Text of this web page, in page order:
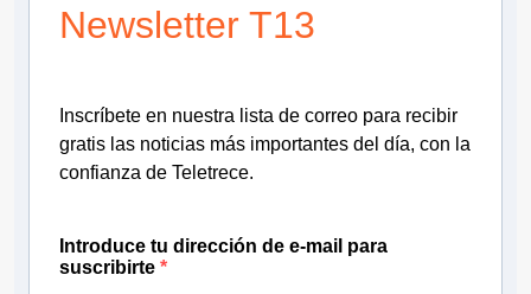
Newsletter T13
Inscríbete en nuestra lista de correo para recibir
gratis las noticias más importantes del día, con la
confianza de Teletrece.
Introduce tu dirección de e-mail para
suscribirte